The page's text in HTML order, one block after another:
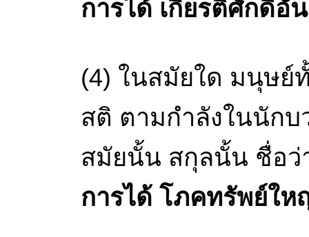
การได้ เกียรติศักดิ์อั
(4) ในสมัยใด มนุษย์
สติ ตามกำลังในนักบ
สมัยนั้น สกุลนั้น ชื่อ
การได้ โภคทรัพย์ให